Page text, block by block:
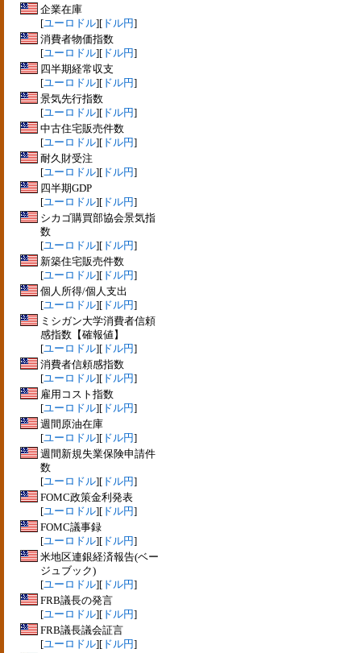
企業在庫
[ユーロドル][ ドル円]
消費者物価指数
[ユーロドル][ ドル円]
四半期経常収支
[ユーロドル][ ドル円]
景気先行指数
[ユーロドル][ ドル円]
中古住宅販売件数
[ユーロドル][ ドル円]
耐久財受注
[ユーロドル][ ドル円]
四半期GDP
[ユーロドル][ ドル円]
シカゴ購買部協会景気指
数
[ユーロドル][ ドル円]
新築住宅販売件数
[ユーロドル][ ドル円]
個人所得/個人支出
[ユーロドル][ ドル円]
ミシガン大学消費者信頼
感指数【確報値】
[ユーロドル][ ドル円]
消費者信頼感指数
[ユーロドル][ ドル円]
雇用コスト指数
[ユーロドル][ ドル円]
週間原油在庫
[ユーロドル][ ドル円]
週間新規失業保険申請件
数
[ユーロドル][ ドル円]
FOMC政策金利発表
[ユーロドル][ ドル円]
FOMC議事録
[ユーロドル][ ドル円]
米地区連銀経済報告(ベー
ジュブック)
[ユーロドル][ ドル円]
FRB議長の発言
[ユーロドル][ ドル円]
FRB議長議会証言
[ユーロドル][ ドル円]